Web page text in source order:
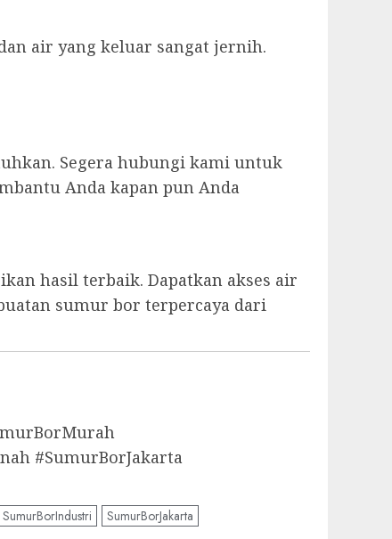
air yang keluar sangat jernih.
Segera hubungi kami untuk
Anda kapan pun Anda
hasil terbaik. Dapatkan akses air
sumur bor terpercaya dari
#SumurBorJakarta
SumurBorIndustri
SumurBorJakarta